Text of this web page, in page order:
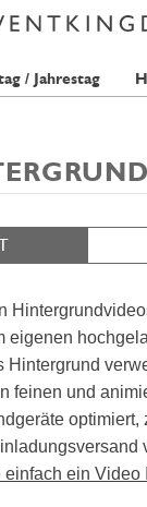
/ Jahrestag
eigenen
feinen und
ein